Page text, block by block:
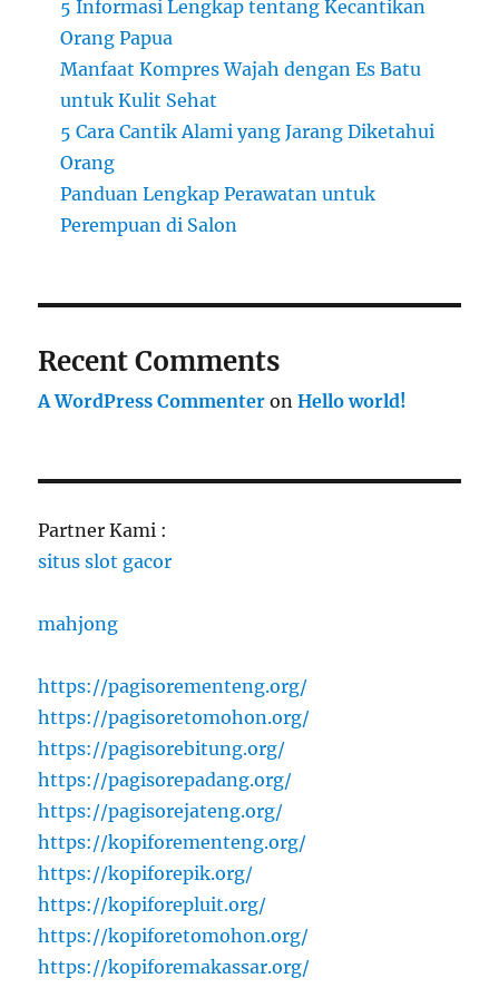
5 Informasi Lengkap tentang Kecantikan
Orang Papua
Manfaat Kompres Wajah dengan Es Batu
untuk Kulit Sehat
5 Cara Cantik Alami yang Jarang Diketahui
Orang
Panduan Lengkap Perawatan untuk
Perempuan di Salon
Recent Comments
A WordPress Commenter onHello world!
Partner Kami :
situs slot gacor
mahjong
https://pagisorementeng.org/
https://pagisoretomohon.org/
https://pagisorebitung.org/
https://pagisorepadang.org/
https://pagisorejateng.org/
https://kopiforementeng.org/
https://kopiforepik.org/
https://kopiforepluit.org/
https://kopiforetomohon.org/
https://kopiforemakassar.org/